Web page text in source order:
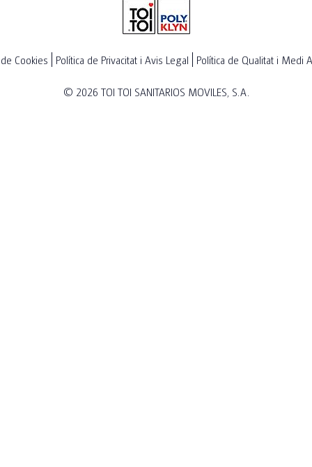
© 2026 TOI TOI SANITARIOS MOVILES, S.A.
Cookies Política de Privacitat i Avis Legal Política de Qualitat i Medi